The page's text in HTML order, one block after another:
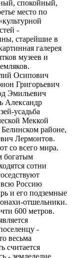
спокойный,
место по
-
старейшие в
галерея
музеев и
Осипович
Григорьевич
Эмильевич
Александр
усадьба
Меккой
районе,
Лермонтов.
со всего мира.
богатым
сотни
всю Россию
и его подземные
отшельники.
600 метров.
-
весьма
считается
- земледелие.